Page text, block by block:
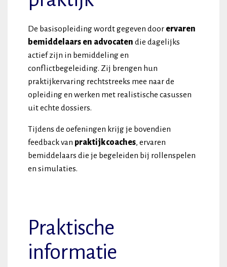
De basisopleiding wordt gegeven door ervaren
bemiddelaars en advocaten die dagelijks
actief zijn in bemiddeling en
conflictbegeleiding. Zij brengen hun
praktijkervaring rechtstreeks mee naar de
opleiding en werken met realistische casussen
uit echte dossiers.
Tijdens de oefeningen krijg je bovendien
feedback van praktijkcoaches, ervaren
bemiddelaars die je begeleiden bij rollenspelen
en simulaties.
Praktische
informatie